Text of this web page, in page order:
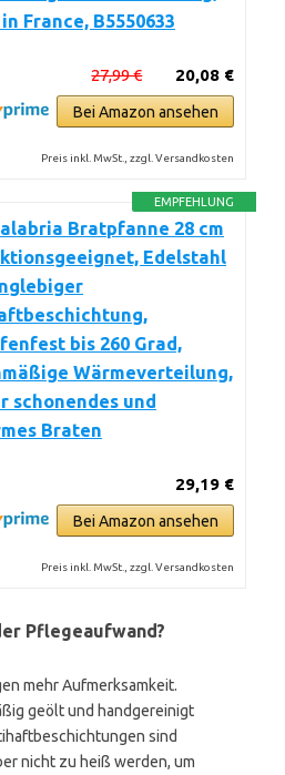
France, B5550633
20,08 €
27,99 €
Bei Amazon ansehen
Preis inkl. MwSt., zzgl. Versandkosten
EMPFEHLUNG
Bratpfanne 28 cm
Edelstahl
bis 260 Grad,
Wärmeverteilung,
schonendes und
Braten
29,19 €
Bei Amazon ansehen
Preis inkl. MwSt., zzgl. Versandkosten
Pflegeaufwand?
mehr Aufmerksamkeit.
geölt und handgereinigt
sind
nicht zu heiß werden, um